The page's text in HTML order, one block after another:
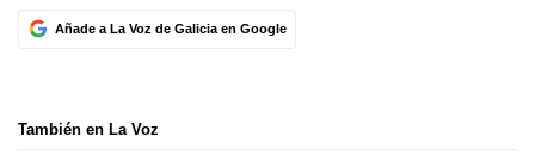
Añade a La Voz de Galicia en Google
También en La Voz